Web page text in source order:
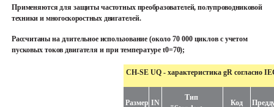
Применяются для защиты частотных преобразователей, полупроводниковой
техники и многоскоростных двигателей.
Рассчитаны на длительное использование (около 70 000 циклов с учетом
пусковых токов двигателя и при температуре t0=70);
CH-SE UQ - характеристика gR согласно
Размер IN
Тип
Код